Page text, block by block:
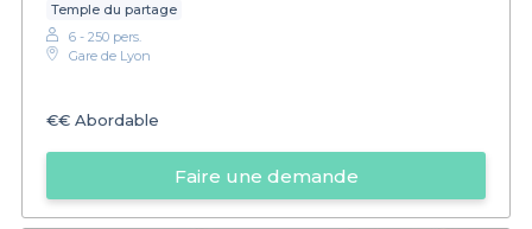
Temple du partage
6 - 250 pers.
Gare de Lyon
€€ Abordable
Faire une demande